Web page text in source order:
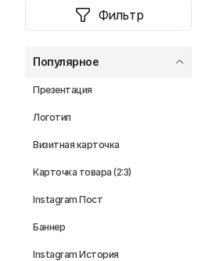
Фильтр
Популярное
Презентация
Логотип
Визитная карточка
Карточка товара (2:3)
Instagram Пост
Баннер
Instagram История